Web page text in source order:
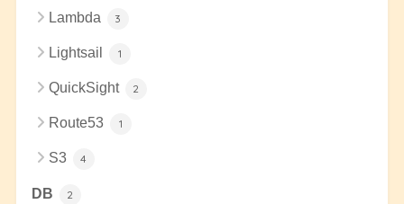
Lambda 3
Lightsail 1
QuickSight 2
Route53 1
S3 4
DB 2